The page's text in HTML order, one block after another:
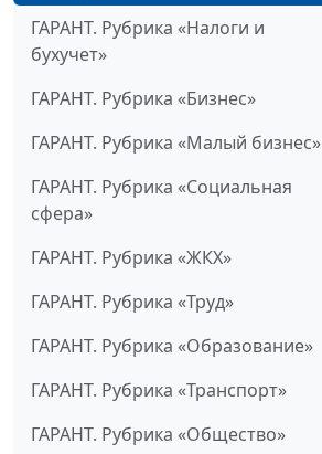
ГАРАНТ. Рубрика «Налоги и
бухучет»
ГАРАНТ. Рубрика «Бизнес»
ГАРАНТ. Рубрика «Малый бизнес»
ГАРАНТ. Рубрика «Социальная
сфера»
ГАРАНТ. Рубрика «ЖКХ»
ГАРАНТ. Рубрика «Труд»
ГАРАНТ. Рубрика «Образование»
ГАРАНТ. Рубрика «Транспорт»
ГАРАНТ. Рубрика «Общество»